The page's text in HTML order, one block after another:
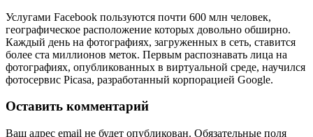
Услугами Facebook пользуются почти 600 млн человек,
географическое расположение которых довольно обширно.
Каждый день на фотографиях, загруженных в сеть, ставится
более ста миллионов меток. Первым распознавать лица на
фотографиях, опубликованных в виртуальной среде, научился
фотосервис Picasa, разработанный корпорацией Google.
Оставить комментарий
Ваш адрес email не будет опубликован. Обязательные поля